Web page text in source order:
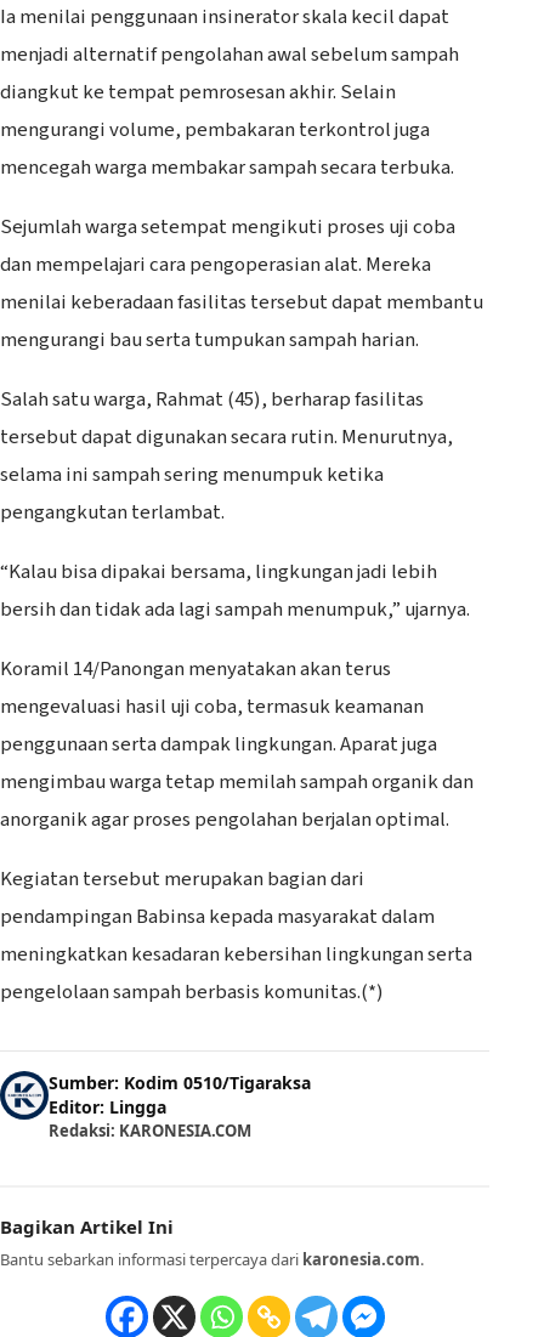
Ia menilai penggunaan insinerator skala kecil dapat
menjadi alternatif pengolahan awal sebelum sampah
diangkut ke tempat pemrosesan akhir. Selain
mengurangi volume, pembakaran terkontrol juga
mencegah warga membakar sampah secara terbuka.
Sejumlah warga setempat mengikuti proses uji coba
dan mempelajari cara pengoperasian alat. Mereka
menilai keberadaan fasilitas tersebut dapat membantu
mengurangi bau serta tumpukan sampah harian.
Salah satu warga, Rahmat (45), berharap fasilitas
tersebut dapat digunakan secara rutin. Menurutnya,
selama ini sampah sering menumpuk ketika
pengangkutan terlambat.
“Kalau bisa dipakai bersama, lingkungan jadi lebih
bersih dan tidak ada lagi sampah menumpuk,” ujarnya.
Koramil 14/Panongan menyatakan akan terus
mengevaluasi hasil uji coba, termasuk keamanan
penggunaan serta dampak lingkungan. Aparat juga
mengimbau warga tetap memilah sampah organik dan
anorganik agar proses pengolahan berjalan optimal.
Kegiatan tersebut merupakan bagian dari
pendampingan Babinsa kepada masyarakat dalam
meningkatkan kesadaran kebersihan lingkungan serta
pengelolaan sampah berbasis komunitas.(*)
Sumber: Kodim 0510/Tigaraksa
Editor: Lingga
Redaksi: KARONESIA.COM
Bagikan Artikel Ini
Bantu sebarkan informasi terpercaya dari karonesia.com.